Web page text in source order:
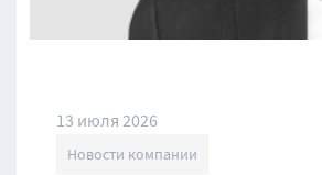
13 июля 2026
Новости компании